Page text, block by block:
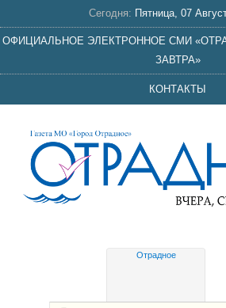
Сегодня: Пятница, 07
ОФИЦИАЛЬНОЕ ЭЛЕКТРОННОЕ СМИ
ЗАВТРА»
КОНТАКТЫ
Отрадное